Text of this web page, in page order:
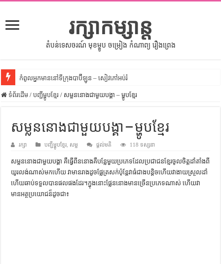
រក្សាកម្សាន្ត
តំបន់ទេសចរណ៍ មុខម្ហូប ចម្រៀង កំណាព្យ រឿងព្រេង
កំពូលអ្នកមាននៅទីក្រុងបាប៊ីឡូន – សៀវភៅអប់រំ
សីលធម៌នៅក្នុងសង្គមខ្មែរ – សៀវភៅចំណេះដឹងទូទៅ
ទំលៀមទម្លាប់ប្រពៃណីជនជាតិចិន – សៀវភៅចំណេះដឹងទូទៅ
ដើមកំណើតអង្គរ – សៀវភៅចំណេះដឹងទូទៅ
ដើមកំណើតជនជាតិខ្មែរ – អត្ថបទស្រាវជ្រាវ
ទំនាក់ទំនងកម្ពុជានិងចិន – សៀវភៅចំណេះដឹងទូទៅ
ព្រះបាទធម្មិក – សៀវភៅចំណេះដឹងទូទៅ
ទំព័រដើម / បញ្ជីម្ហូបខ្មែរ / សម្លននោងជាមួយបង្គា – ម្ហូបខ្មែរ
សម្លននោងជាមួយបង្គា – ម្ហូបខ្មែរ
រក្សា បញ្ជីម្ហូបខ្មែរ សម្ល ផ្តល់មតិ 118 ទស្សនា
សម្លននោងជាមួយបង្គា គឺធ្វើពីននោងគឺបន្លែមួយប្រភេទដែលប្រជាជនខ្មែរចូលចិត្តដាំតាំងពី
យូរលង់ណាស់មកហើយ វាមានរាងដូចផ្លែត្រសក់ប៉ុន្តែវាធំជាងបន្តិចហើយវា​ងាយស្រួល​ដាំ​
ហើយ​ឆាប់​ទទួលបាន​ផល​ផងដែរ​។​ក្នុងនោះ​ផ្លែ​ននោង​មាន​ច្រើន​ប្រភេទ​ណាស់​ ហើយវា
មាន​អត្ថប្រយោជន៏ដូចជា​៖